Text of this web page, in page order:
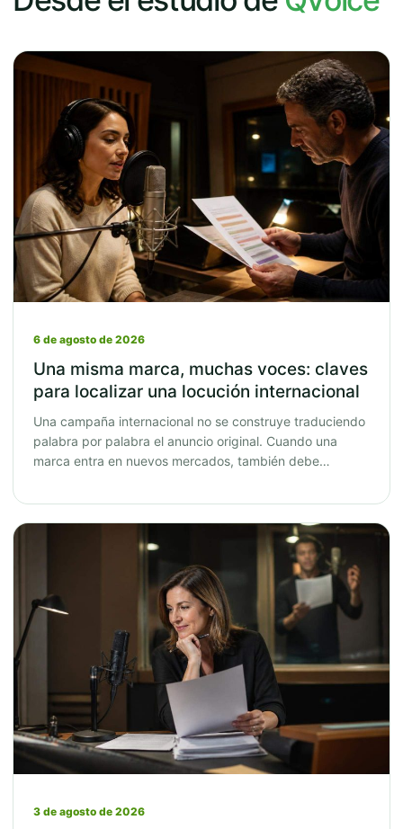
6 de agosto de 2026
Una misma marca, muchas voces: claves
para localizar una locución internacional
Una campaña internacional no se construye traduciendo
palabra por palabra el anuncio original. Cuando una
marca entra en nuevos mercados, también debe…
3 de agosto de 2026